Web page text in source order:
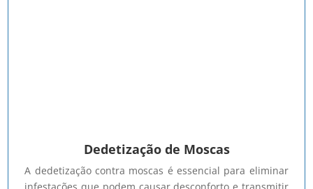
Dedetização de Moscas
A dedetização contra moscas é essencial para eliminar
infestações que podem causar desconforto e transmitir